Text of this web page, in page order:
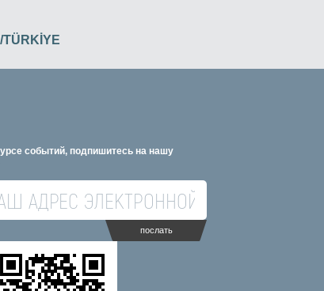
событий, подпишитесь на нашу
послать